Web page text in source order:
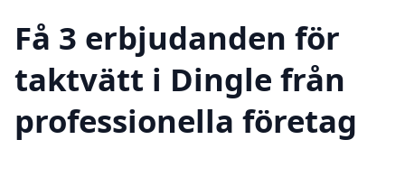
Få 3 erbjudanden för
taktvätt i Dingle från
professionella företag